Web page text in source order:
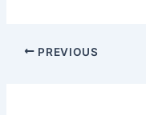
PREVIOUS